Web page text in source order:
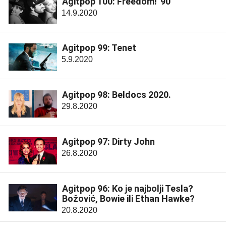
14.9.2020
Agitpop 99: Tenet
5.9.2020
Agitpop 98: Beldocs 2020.
29.8.2020
Agitpop 97: Dirty John
26.8.2020
Agitpop 96: Ko je najbolji Tesla?
Božović, Bowie ili Ethan Hawke?
20.8.2020